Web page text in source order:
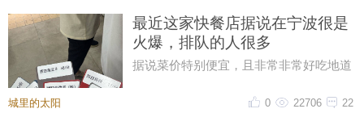
微风中乘着美好的心情飞翔。这首曲子适合在各种放
松和冥想的场合播放，能够帮助人们缓解压力，放松
身心‌‌……
最近这家快餐店据说在宁波很是
火爆，排队的人很多
据说菜价特别便宜，且非常非常好吃地道
城里的太阳 22
22706
0